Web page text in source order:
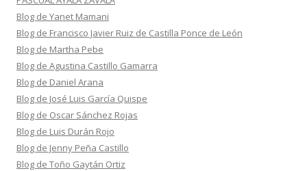
Blog de Yanet Mamani
Blog de Francisco Javier Ruiz de Castilla Ponce de León
Blog de Martha Pebe
Blog de Agustina Castillo Gamarra
Blog de Daniel Arana
Blog de José Luis García Quispe
Blog de Oscar Sánchez Rojas
Blog de Luis Durán Rojo
Blog de Jenny Peña Castillo
Blog de Toño Gaytán Ortiz